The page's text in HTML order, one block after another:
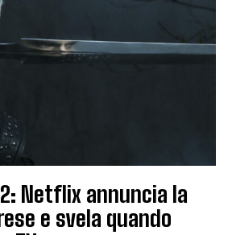
Netflix annuncia la
e svela quando